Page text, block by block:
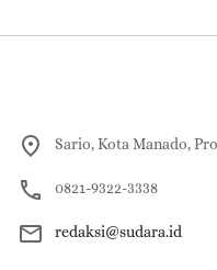
Sario, Kota Manado,
0821-9322-3338
redaksi@sudara.id